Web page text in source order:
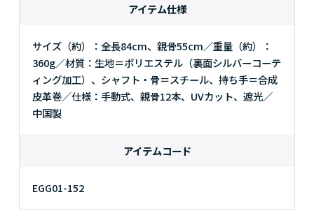
アイテム仕様
サイズ（約）：全長84cm、親骨55cm／重量（約）：
360g／材質：生地＝ポリエステル（裏面シルバーコーテ
ィング加工）、シャフト・骨＝スチール、持ち手＝合成
皮革巻／仕様：手動式、親骨12本、UVカット、遮光／
中国製
アイテムコード
EGG01-152